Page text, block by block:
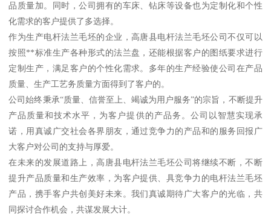
品质量加。同时，公司拥有的车床、钻床等设备也为定制化和个性
化需求的客户提供了多选择。
作为生产电杆法兰毛坯的企业，高唐县电杆法兰毛坯公司不仅可以
按照**标准生产各种形式的法兰盘，还能根据客户的图纸要求进行
定制生产，满足客户的个性化需求。多年的生产经验使公司在产品
质量、生产工艺务质量方面得到了客户的。
公司始终秉承“质量、信誉至上、竭诚为用户服务”的宗旨，不断提升
产品质量和技术水平，为客户提供的产品务。公司以智慧实现承
诺，用真诚广交社会各界朋友，通过竞争力的产品和的服务回报广
大客户对公司的支持与厚爱。
在未来的发展道路上，高唐县电杆法兰毛坯公司将继续不断，不断
提升产品质量和生产效率，为客户提供、具竞争力的电杆法兰毛坯
产品，携手客户共创美好未来。我们真诚期待广大客户的光临，共
同探讨合作机会，共谋发展大计。